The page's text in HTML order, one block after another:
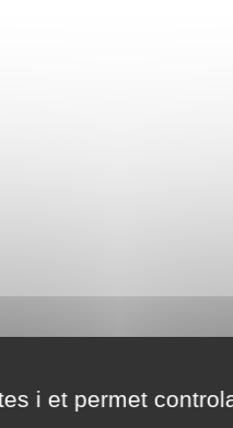
i et permet